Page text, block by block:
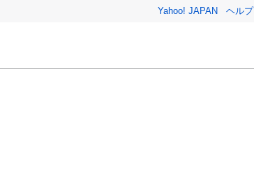
Yahoo! JAPAN ヘルプ